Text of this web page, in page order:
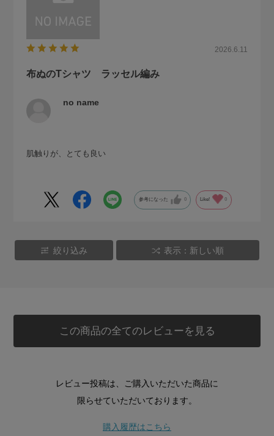
2026.6.11
布ぬのTシャツ ラッセル編み
no name
肌触りが、とても良い
参考になった 0 Like! 0
絞り込み 表示：新しい順
この商品の全てのレビューを見る
レビュー投稿は、ご購入いただいた商品に
限らせていただいております。
購入履歴はこちら